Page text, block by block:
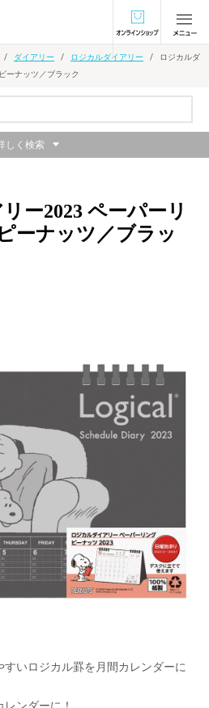
オンラインショ
ダイアリー ロジカルダイアリー
ロジカルダ
ーナッツ／ブラック
ー2023 ペーパーリ
ーナッツ／ブラッ
サイクルできるロジカルノ
ンダー
されます。用紙と綴じ具を分別する
いロジカル罫を月間カレンダーに
しく検索